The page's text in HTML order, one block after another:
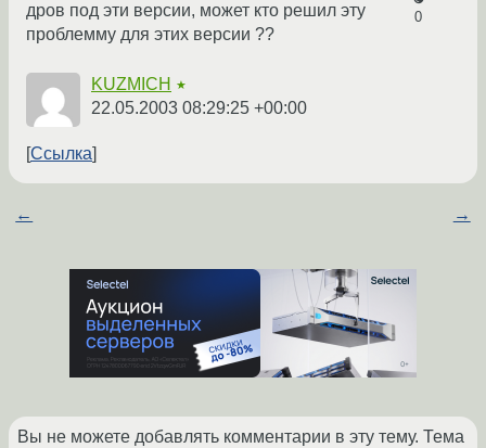
0
дров под эти версии, может кто решил эту
проблемму для этих версии ??
KUZMICH ★
22.05.2003 08:29:25 +00:00
Ссылка
← →
Вы не можете добавлять комментарии в эту тему. Тема